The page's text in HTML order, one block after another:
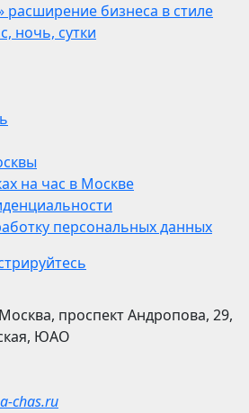
расширение бизнеса в стиле
ночь, сутки
на час в Москве
персональных данных
проспект Андропова, 29,
ЮАО
chas.ru